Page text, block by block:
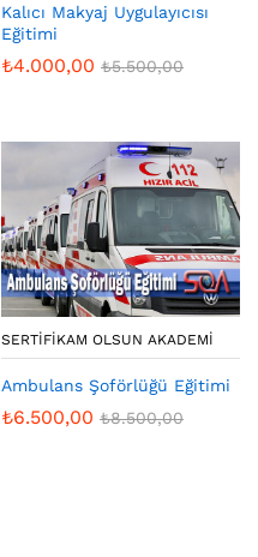
Kalıcı Makyaj Uygulayıcısı
Eğitimi
₺4.000,00 ₺5.500,00
SERTIFIKAM OLSUN AKADEMI
Ambulans Şoförlüğü Eğitimi
₺6.500,00 ₺8.500,00